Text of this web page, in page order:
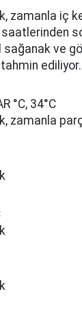
zamanla iç
sağanak ve
ediliyor.
°C, 34°C
zamanla